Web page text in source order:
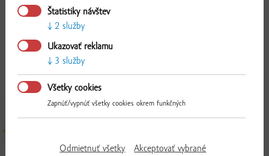
kulis
MLYN - PD SOKOLCE
Štatistiky návštev
2 služby
Ukazovať reklamu
3 služby
Všetky cookies
Zapnúť/vypnúť všetky cookies okrem funkčných
Odmietnuť všetky Akceptovať vybrané